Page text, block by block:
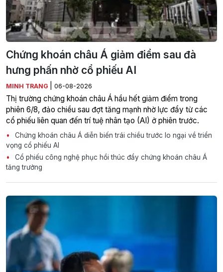
Chứng khoán châu Á giảm điểm sau đà
hưng phấn nhờ cổ phiếu AI
MINH TRANG 06-08-2026
Thị trường chứng khoán châu Á hầu hết giảm điểm trong
phiên 6/8, đảo chiều sau đợt tăng mạnh nhờ lực đẩy từ các
cổ phiếu liên quan đến trí tuệ nhân tạo (AI) ở phiên trước.
Chứng khoán châu Á diễn biến trái chiều trước lo ngại về triển
vọng cổ phiếu AI
Cổ phiếu công nghệ phục hồi thúc đẩy chứng khoán châu Á
tăng trưởng